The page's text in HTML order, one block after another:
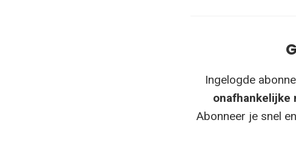
Ingelogde
onafhankelijke
Abonneer je snel